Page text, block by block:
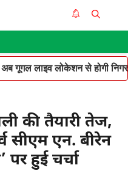
गूगल लाइव लोकेशन से होगी
की तैयारी तेज,
सीएम एन. बीरेन
हुई चर्चा